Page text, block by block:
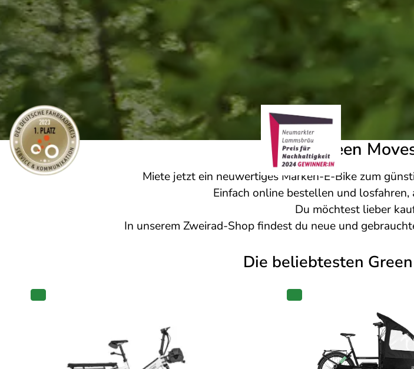
Das Green
Miete jetzt ein neuwertiges Marken-E-Bike zum
Einfach online bestellen und
Du möchtest lieber
In unserem Zweirad-Shopfindest du neue und
Die beliebtesten
PRODUKT PRODUKT